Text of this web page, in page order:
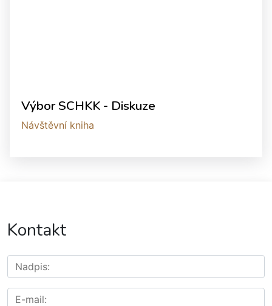
Výbor SCHKK - Diskuze
Návštěvní kniha
Kontakt